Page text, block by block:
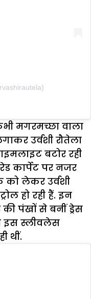
मगरमच्छा वाला
उर्वशी रौतेला
बटोर रही
कार्पेट पर नजर
लेकर उर्वशी
हो रही हैं. इन
की पंखों से बनीं ड्रेस
इस स्लीवलेस
थीं.